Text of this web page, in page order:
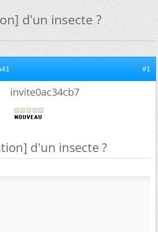
d'un insecte ?
#1
invite0ac34cb7
d'un insecte ?